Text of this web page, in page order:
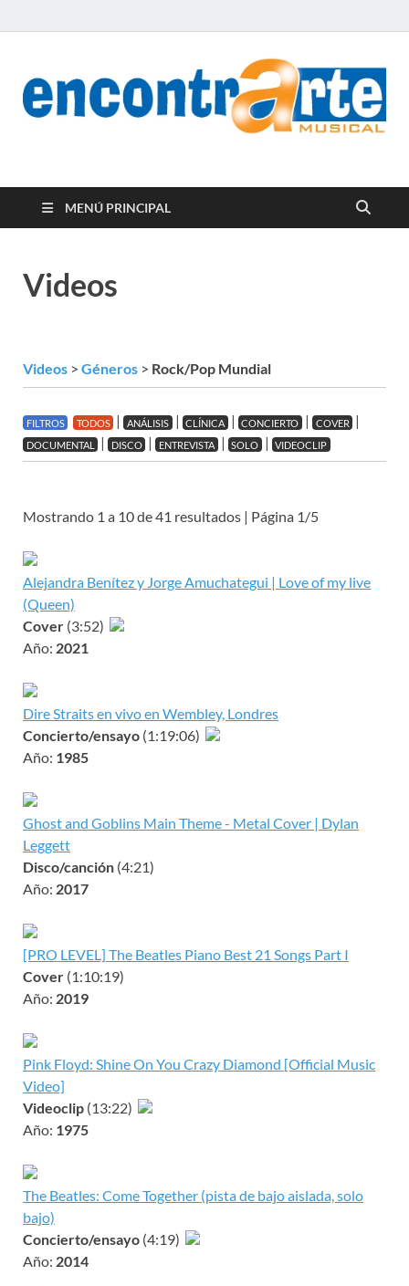
encontrArte Musical
MENÚ PRINCIPAL
Videos
Videos > Géneros > Rock/Pop Mundial
FILTROS TODOS | ANÁLISIS | CLÍNICA | CONCIERTO | COVER |
DOCUMENTAL | DISCO | ENTREVISTA | SOLO | VIDEOCLIP
Mostrando 1 a 10 de 41 resultados | Página 1/5
Alejandra Benítez y Jorge Amuchategui | Love of my live
(Queen)
Cover (3:52)
Año: 2021
Dire Straits en vivo en Wembley, Londres
Concierto/ensayo (1:19:06)
Año: 1985
Ghost and Goblins Main Theme - Metal Cover | Dylan
Leggett
Disco/canción (4:21)
Año: 2017
[PRO LEVEL] The Beatles Piano Best 21 Songs Part I
Cover (1:10:19)
Año: 2019
Pink Floyd: Shine On You Crazy Diamond [Official Music
Video]
Videoclip (13:22)
Año: 1975
The Beatles: Come Together (pista de bajo aislada, solo
bajo)
Concierto/ensayo (4:19)
Año: 2014